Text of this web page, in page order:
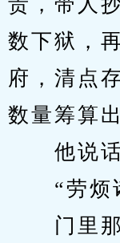
数下狱，
府，清点
数量筹算
他说话
“劳烦诸
门里那